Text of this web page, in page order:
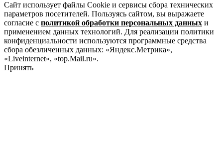
Сайт использует файлы Cookie и сервисы сбора технических
параметров посетителей. Пользуясь сайтом, вы выражаете
согласие с политикой обработки персональных данных и
применением данных технологий. Для реализации политики
конфиденциальности используются программные средства
сбора обезличенных данных: «Яндекс.Метрика»,
«Liveinternet», «top.Mail.ru».
Принять